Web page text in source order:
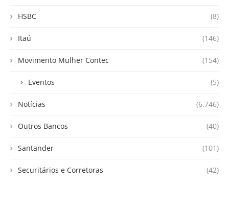
HSBC (8)
Itaú (146)
Movimento Mulher Contec (154)
Eventos (5)
Notícias (6.746)
Outros Bancos (40)
Santander (101)
Securitários e Corretoras (42)